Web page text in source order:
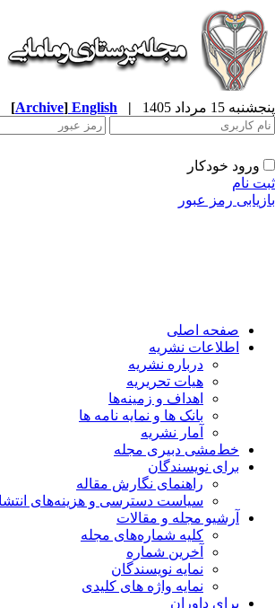
15 مرداد 1405 |
English
[Archive]
ورود خودکار
نام
رمز عبور
صفحه اصلی
اطلاعات نشریه
درباره نشریه
هیات تحریریه
اهداف و زمینه‌ها
بانک ها و نمایه نامه ها
آمار نشریه
خط‌مشی دبیری مجله
برای نویسندگان
راهنمای نگارش مقاله
سیاست دسترسی و هزینه‌های انتشار
آرشیو مجله و مقالات
کلیه شماره‌های مجله
آخرین شماره
نمایه نویسندگان
نمایه واژه های کلیدی
برای داوران